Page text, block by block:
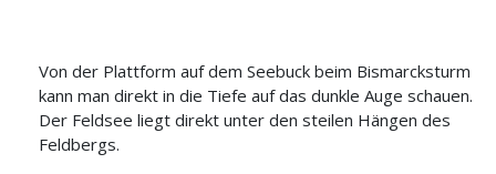
Von der Plattform auf dem Seebuck beim Bismarcksturm
kann man direkt in die Tiefe auf das dunkle Auge schauen.
Der Feldsee liegt direkt unter den steilen Hängen des
Feldbergs.